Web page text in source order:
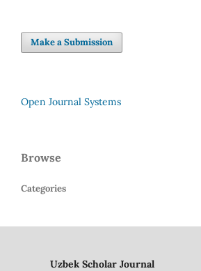
Make a Submission
Open Journal Systems
Browse
Categories
Uzbek Scholar Journal